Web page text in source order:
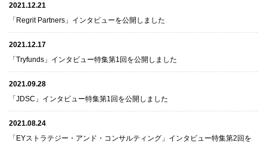
2021.12.21
「Regrit Partners」インタビューを公開しました
2021.12.17
「Tryfunds」インタビュー特集第1回を公開しました
2021.09.28
「JDSC」インタビュー特集第1回を公開しました
2021.08.24
「EYストラテジー・アンド・コンサルティング」インタビュー特集第2回を